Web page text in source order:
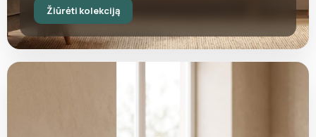
Žiūrėti kolekciją